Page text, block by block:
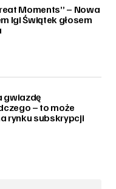
Moments” – Nowa
Igi Świątek głosem
gwiazdę
– to może
rynku subskrypcji